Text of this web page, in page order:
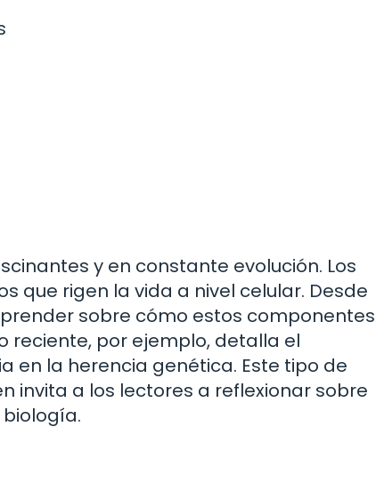
y en constante evolución. Los
que rigen la vida a nivel celular. Desde
sobre cómo estos componentes
reciente, por ejemplo, detalla el
en la herencia genética. Este tipo de
invita a los lectores a reflexionar sobre